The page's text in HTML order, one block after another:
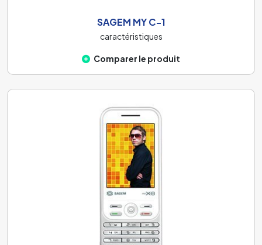
SAGEM MY C-1
caractéristiques
Comparer le produit